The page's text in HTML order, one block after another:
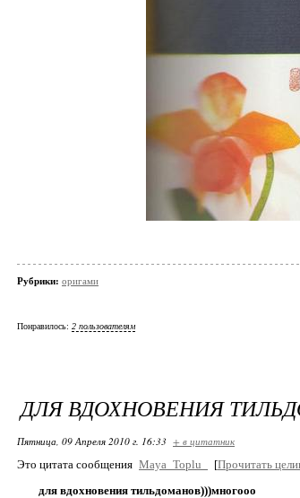
Рубрики: оригами
Понравилось: 2 пользователям
ДЛЯ ВДОХНОВЕНИЯ
Пятница, 09 Апреля 2010 г. 16:33 + в цитатник
Это цитата сообщения Maya_Toplu_ [Прочитать
для вдохновения тильдоманов)))многооо